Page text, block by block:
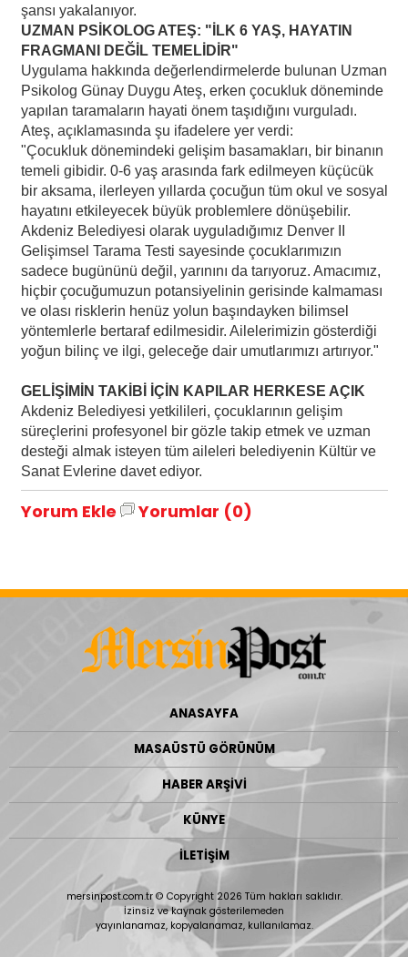
şansı yakalanıyor.
UZMAN PSİKOLOG ATEŞ: "İLK 6 YAŞ, HAYATIN
FRAGMANI DEĞİL TEMELİDİR"
Uygulama hakkında değerlendirmelerde bulunan Uzman
Psikolog Günay Duygu Ateş, erken çocukluk döneminde
yapılan taramaların hayati önem taşıdığını vurguladı.
Ateş, açıklamasında şu ifadelere yer verdi:
"Çocukluk dönemindeki gelişim basamakları, bir binanın
temeli gibidir. 0-6 yaş arasında fark edilmeyen küçücük
bir aksama, ilerleyen yıllarda çocuğun tüm okul ve sosyal
hayatını etkileyecek büyük problemlere dönüşebilir.
Akdeniz Belediyesi olarak uyguladığımız Denver II
Gelişimsel Tarama Testi sayesinde çocuklarımızın
sadece bugününü değil, yarınını da tarıyoruz. Amacımız,
hiçbir çocuğumuzun potansiyelinin gerisinde kalmaması
ve olası risklerin henüz yolun başındayken bilimsel
yöntemlerle bertaraf edilmesidir. Ailelerimizin gösterdiği
yoğun bilinç ve ilgi, geleceğe dair umutlarımızı artırıyor."
GELİŞİMİN TAKİBİ İÇİN KAPILAR HERKESE AÇIK
Akdeniz Belediyesi yetkilileri, çocuklarının gelişim
süreçlerini profesyonel bir gözle takip etmek ve uzman
desteği almak isteyen tüm aileleri belediyenin Kültür ve
Sanat Evlerine davet ediyor.
Yorum Ekle Yorumlar (0)
ANASAYFA
MASAÜSTÜ GÖRÜNÜM
HABER ARŞİVİ
KÜNYE
İLETİŞİM
mersinpost.com.tr © Copyright 2026 Tüm hakları saklıdır.
İzinsiz ve kaynak gösterilemeden
yayınlanamaz, kopyalanamaz, kullanılamaz.